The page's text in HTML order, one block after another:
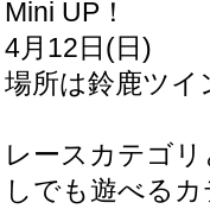
Mini UP！
4月12日(日)
場所は鈴鹿ツ
レースカテゴ
しでも遊べる